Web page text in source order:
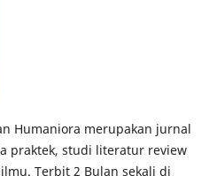
Humaniora merupakan jurnal
praktek, studi literatur review
Terbit 2 Bulan sekali di